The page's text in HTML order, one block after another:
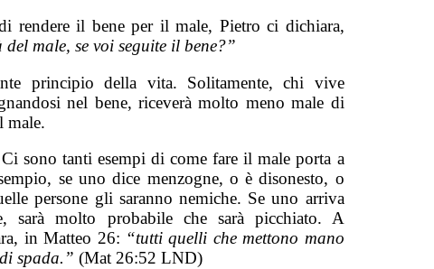
rendere il bene per il male, Pietro ci dichiara,
male, se voi seguite il bene?”
principio della vita. Solitamente, chi vive
nel bene, riceverà molto meno male di
male.
sono tanti esempi di come fare il male porta a
se uno dice menzogne, o è disonesto, o
persone gli saranno nemiche. Se uno arriva
sarà molto probabile che sarà picchiato. A
in Matteo 26: “tutti quelli che mettono mano
spada.” (Mat 26:52 LND)